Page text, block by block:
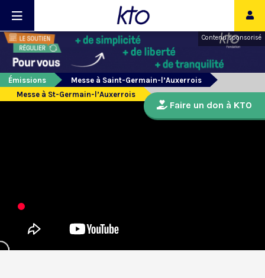
Contenu sponsorisé
Émissions
Messe à Saint-Germain-l’Auxerrois
Messe à St-Germain-l’Auxerrois
Faire un don à KTO